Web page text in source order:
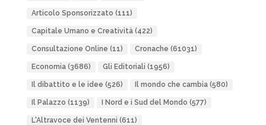
Articolo Sponsorizzato (111)
Capitale Umano e Creatività(422)
Consultazione Online (11) Cronache (61031)
Economia(3686) Gli Editoriali (1956)
Il dibattito e le idee (526) Il mondo che cambia(580)
Il Palazzo (1139) I Nord e i Sud del Mondo (577)
L'Altravoce dei Ventenni (611)